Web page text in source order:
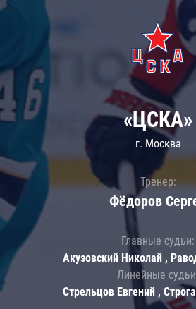
«ЦСКА»
г. Москва
Тренер:
Фёдоров
Главные судьи:
Акузовский Николай ,
Линейные
Стрельцов Евгений ,